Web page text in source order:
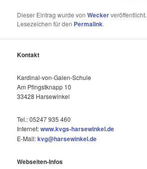
Dieser Eintrag wurde vonWecker
Lesezeichen für den Permalink.
Kontakt
Kardinal-von-Galen-Schule
Am Pfingstknapp 10
33428 Harsewinkel
Tel.: 05247 935 460
Internet:www.kvgs-harsewinkel.de
E-Mail:kvg@harsewinkel.de
Webseiten-Infos